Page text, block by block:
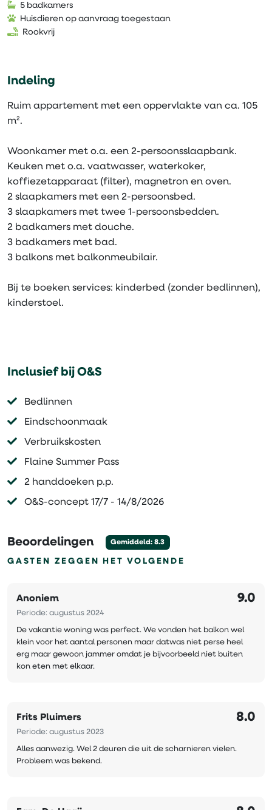
5 badkamers
Huisdieren op aanvraag toegestaan
Rookvrij
Indeling
Ruim appartement met een oppervlakte van ca. 105
m².
Woonkamer met o.a. een 2-persoonsslaapbank.
Keuken met o.a. vaatwasser, waterkoker,
koffiezetapparaat (filter), magnetron en oven.
2 slaapkamers met een 2-persoonsbed.
3 slaapkamers met twee 1-persoonsbedden.
2 badkamers met douche.
3 badkamers met bad.
3 balkons met balkonmeubilair.
Bij te boeken services: kinderbed (zonder bedlinnen),
kinderstoel.
Inclusief bij O&S
Bedlinnen
Eindschoonmaak
Verbruikskosten
Flaine Summer Pass
2 handdoeken p.p.
O&S-concept 17/7 - 14/8/2026
Beoordelingen Gemiddeld: 8.3
GASTEN ZEGGEN HET VOLGENDE
Anoniem
Periode: augustus 2024
9.0
De vakantie woning was perfect. We vonden het balkon wel
klein voor het aantal personen maar datwas niet perse heel
erg maar gewoon jammer omdat je bijvoorbeeld niet buiten
kon eten met elkaar.
Frits Pluimers
Periode: augustus 2023
8.0
Alles aanwezig. Wel 2 deuren die uit de scharnieren vielen.
Probleem was bekend.